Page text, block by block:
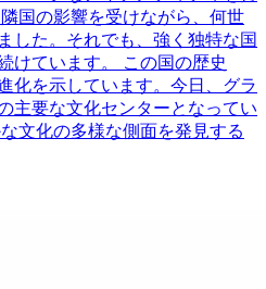
国の影響を受けながら、何世
した。それでも、強く独特な国
けています。 この国の歴史
化を示しています。今日、グラ
主要な文化センターとなってい
文化の多様な側面を発見する